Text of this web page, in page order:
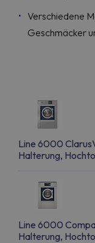
Verschiedene
Geschmäcker
Line 6000
Halterung,
Line 6000
Halterung,